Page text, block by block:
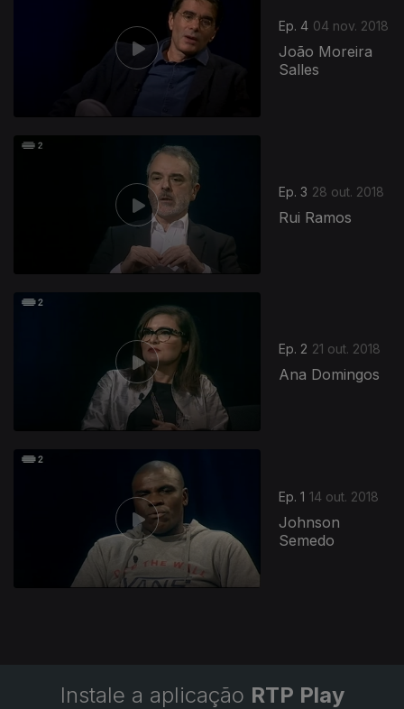
Ep. 4 04 nov. 2018
João Moreira
Salles
Ep. 3 28 out. 2018
Rui Ramos
Ep. 2 21 out. 2018
Ana Domingos
Ep. 1 14 out. 2018
Johnson
Semedo
369407
Instale a aplicação RTP Play